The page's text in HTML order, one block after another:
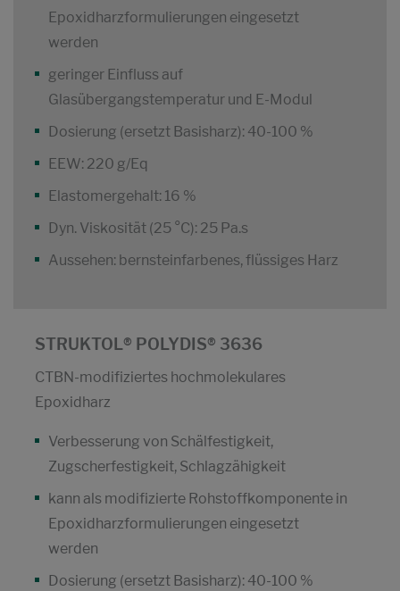
Epoxidharzformulierungen eingesetzt
werden
geringer Einfluss auf
Glasübergangstemperatur und E-Modul
Dosierung (ersetzt Basisharz): 40-100 %
EEW: 220 g/Eq
Elastomergehalt: 16 %
Dyn. Viskosität (25 °C): 25 Pa.s
Aussehen: bernsteinfarbenes, flüssiges Harz
STRUKTOL® POLYDIS® 3636
CTBN-modifiziertes hochmolekulares
Epoxidharz
Verbesserung von Schälfestigkeit,
Zugscherfestigkeit, Schlagzähigkeit
kann als modifizierte Rohstoffkomponente in
Epoxidharzformulierungen eingesetzt
werden
Dosierung (ersetzt Basisharz): 40-100 %